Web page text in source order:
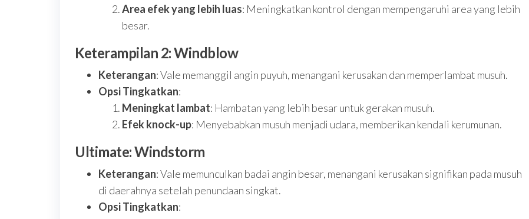
Area efek yang lebih luas: Meningkatkan kontrol dengan mempengaruhi area yang lebih
besar.
Keterampilan 2: Windblow
Keterangan: Vale memanggil angin puyuh, menangani kerusakan dan memperlambat musuh.
Opsi Tingkatkan:
Meningkat lambat: Hambatan yang lebih besar untuk gerakan musuh.
Efek knock-up: Menyebabkan musuh menjadi udara, memberikan kendali kerumunan.
Ultimate: Windstorm
Keterangan: Vale memunculkan badai angin besar, menangani kerusakan signifikan pada musuh
di daerahnya setelah penundaan singkat.
Opsi Tingkatkan: